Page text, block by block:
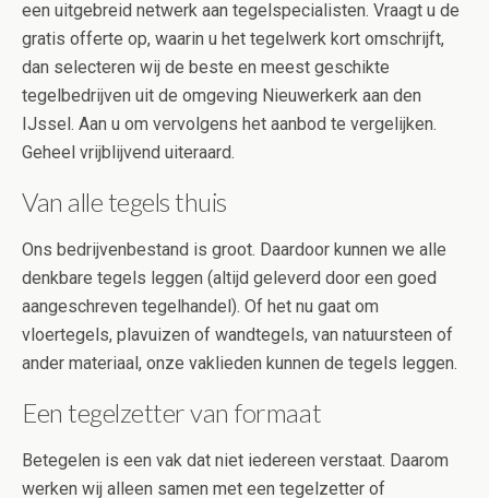
een uitgebreid netwerk aan tegelspecialisten. Vraagt u de
gratis offerte op, waarin u het tegelwerk kort omschrijft,
dan selecteren wij de beste en meest geschikte
tegelbedrijven uit de omgeving Nieuwerkerk aan den
IJssel. Aan u om vervolgens het aanbod te vergelijken.
Geheel vrijblijvend uiteraard.
Van alle tegels thuis
Ons bedrijvenbestand is groot. Daardoor kunnen we alle
denkbare tegels leggen (altijd geleverd door een goed
aangeschreven tegelhandel). Of het nu gaat om
vloertegels, plavuizen of wandtegels, van natuursteen of
ander materiaal, onze vaklieden kunnen de tegels leggen.
Een tegelzetter van formaat
Betegelen is een vak dat niet iedereen verstaat. Daarom
werken wij alleen samen met een tegelzetter of